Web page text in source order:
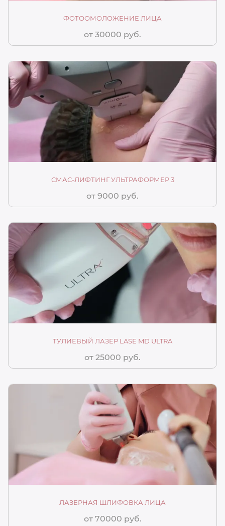
ФОТООМОЛОЖЕНИЕ ЛИЦА
от 30000 руб.
СМАС-ЛИФТИНГ УЛЬТРАФОРМЕР 3
от 9000 руб.
ТУЛИЕВЫЙ ЛАЗЕР LASE MD ULTRA
от 25000 руб.
ЛАЗЕРНАЯ ШЛИФОВКА ЛИЦА
от 70000 руб.